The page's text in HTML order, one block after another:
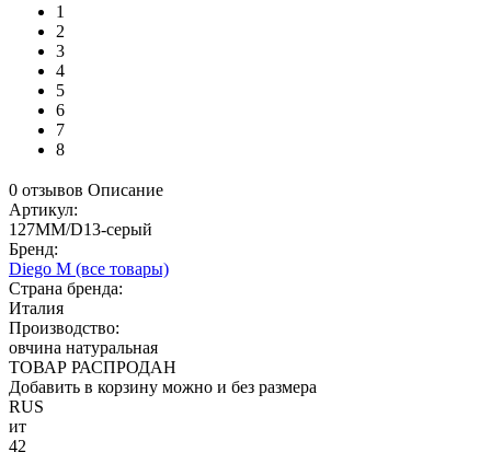
1
2
3
4
5
6
7
8
0 отзывов Описание
Артикул:
127MM/D13-серый
Бренд:
Diego M (все товары)
Страна бренда:
Италия
Производство:
овчина натуральная
ТОВАР РАСПРОДАН
Добавить в корзину можно и без размера
RUS
ит
42